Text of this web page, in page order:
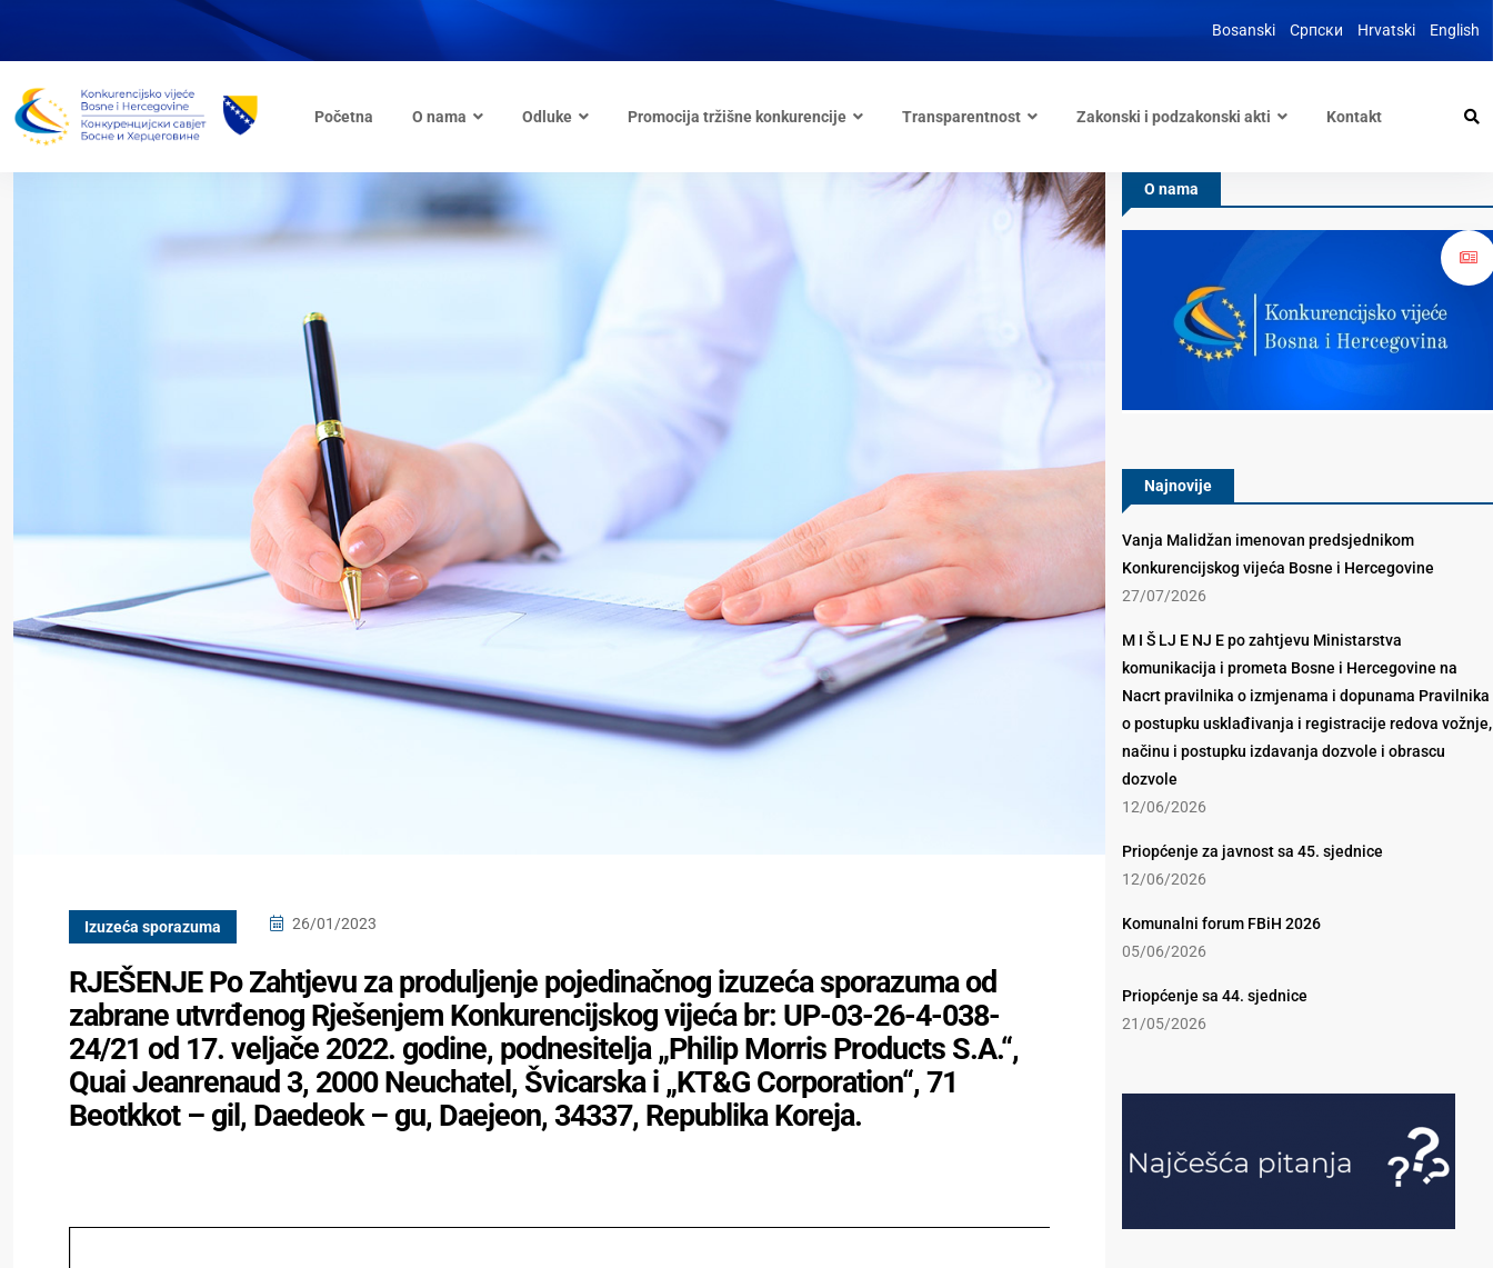
Bosanski Српски Hrvatski English
Početna O nama Odluke Promocija tržišne konkurencije Transparentnost Zakonski i podzakonski akti Kontakt
Izuzeća sporazuma 26/01/2023
RJEŠENJE Po Zahtjevu za produljenje pojedinačnog izuzeća sporazuma od
zabrane utvrđenog Rješenjem Konkurencijskog vijeća br: UP-03-26-4-038-
24/21 od 17. veljače 2022. godine, podnesitelja „Philip Morris Products S.A.“,
Quai Jeanrenaud 3, 2000 Neuchatel, Švicarska i „KT&G Corporation“, 71
Beotkkot – gil, Daedeok – gu, Daejeon, 34337, Republika Koreja.
O nama
Najnovije
Vanja Malidžan imenovan predsjednikom
Konkurencijskog vijeća Bosne i Hercegovine
27/07/2026
M I Š LJ E NJ E po zahtjevu Ministarstva
komunikacija i prometa Bosne i Hercegovine na
Nacrt pravilnika o izmjenama i dopunama Pravilnika
o postupku usklađivanja i registracije redova vožnje,
načinu i postupku izdavanja dozvole i obrascu
dozvole
12/06/2026
Priopćenje za javnost sa 45. sjednice
12/06/2026
Komunalni forum FBiH 2026
05/06/2026
Priopćenje sa 44. sjednice
21/05/2026